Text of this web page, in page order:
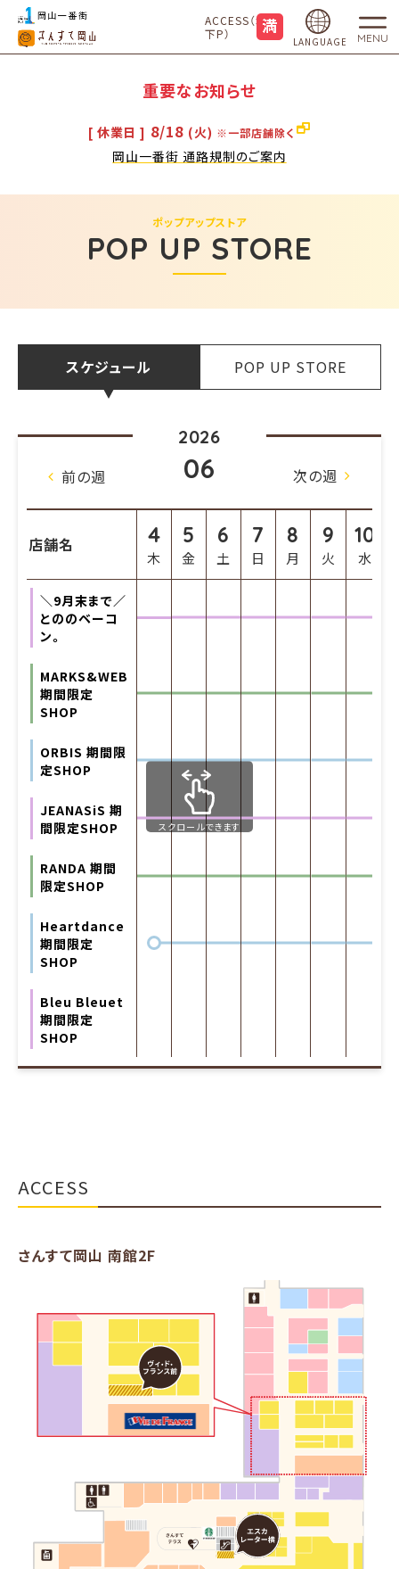
ACCESS（地
下P）
LANGUAGE MENU
重要なお知らせ
[ 休業日 ] 8/18 (火) ※一部店舗除く
岡山一番街 通路規制のご案内
POP UP STORE
ポップアップストア
スケジュール POP UP STORE
2026
06
前の週 次の週
店舗名 4
木
5
金
6
土
7
日
8
月
9
火
10
水
＼9月末まで／
とののベーコ
ン。
MARKS&WEB
期間限定
SHOP
ORBIS 期間限
定SHOP
JEANASiS 期
間限定SHOP
RANDA 期間
限定SHOP
Heartdance
期間限定
SHOP
Bleu Bleuet
期間限定
SHOP
スクロールできます
ACCESS
さんすて岡山 南館2F